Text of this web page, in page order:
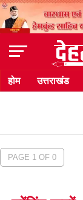
होम उत्तराखंड
PAGE 1 OF 0